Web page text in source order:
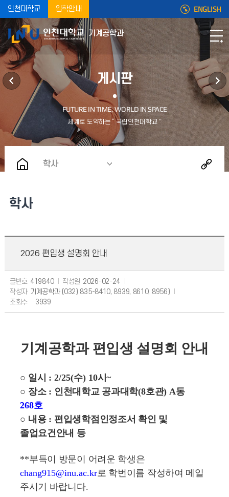
인천대학교 입학안내 ENGLISH
기계공학과
게시판
학사
학사
2026 편입생 설명회 안내
글번호 419840 작성일 2026-02-24
작성자 기계공학과 (032) 835-8410, 8939, 8610, 8956)
조회수
3939
기계공학과 편입생 설명회 안내
○ 일시 : 2/25(수) 10시~
○ 장소 : 인천대학교 공과대학(8호관) A동
268호
○ 내용 : 편입생학점인정조서 확인 및
졸업요건안내 등
**부득이 방문이 어려운 학생은
chang915@inu.ac.kr로 학번이름 작성하여 메일
주시기 바랍니다.